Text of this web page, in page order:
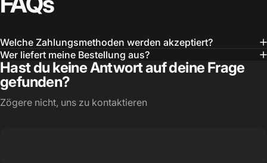
Welche Zahlungsmethoden werden akzeptiert?
Wer liefert meine Bestellung aus?
Hast du keine Antwort auf deine Frage
gefunden?
Zögere nicht, uns zu kontaktieren